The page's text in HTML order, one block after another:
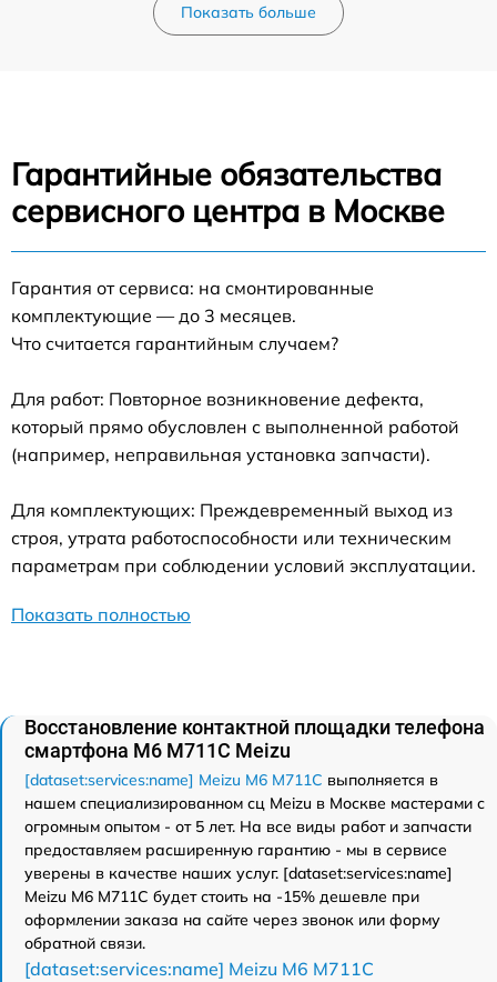
Показать больше
Гарантийные обязательства
сервисного центра в Москве
Гарантия от сервиса: на смонтированные
комплектующие — до 3 месяцев.
Что считается гарантийным случаем?
Для работ: Повторное возникновение дефекта,
который прямо обусловлен с выполненной работой
(например, неправильная установка запчасти).
Для комплектующих: Преждевременный выход из
строя, утрата работоспособности или техническим
параметрам при соблюдении условий эксплуатации.
Показать полностью
Восстановление контактной площадки телефона
смартфона M6 M711C Meizu
[dataset:services:name] Meizu M6 M711C выполняется в
нашем специализированном сц Meizu в Москве мастерами с
огромным опытом - от 5 лет. На все виды работ и запчасти
предоставляем расширенную гарантию - мы в сервисе
уверены в качестве наших услуг. [dataset:services:name]
Meizu M6 M711C будет стоить на -15% дешевле при
оформлении заказа на сайте через звонок или форму
обратной связи.
[dataset:services:name] Meizu M6 M711C